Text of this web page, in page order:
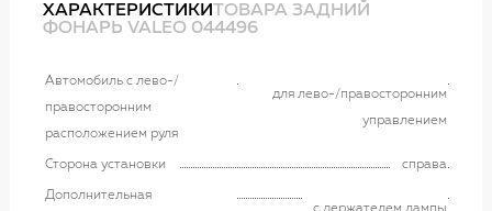
ХАРАКТЕРИСТИКИТОВАРА ЗАДНИЙ
ФОНАРЬ VALEO 044496
Автомобиль с лево-/
правосторонним
расположением руля
для лево-/правосторонним
управлением
Сторона установки справа
Дополнительная